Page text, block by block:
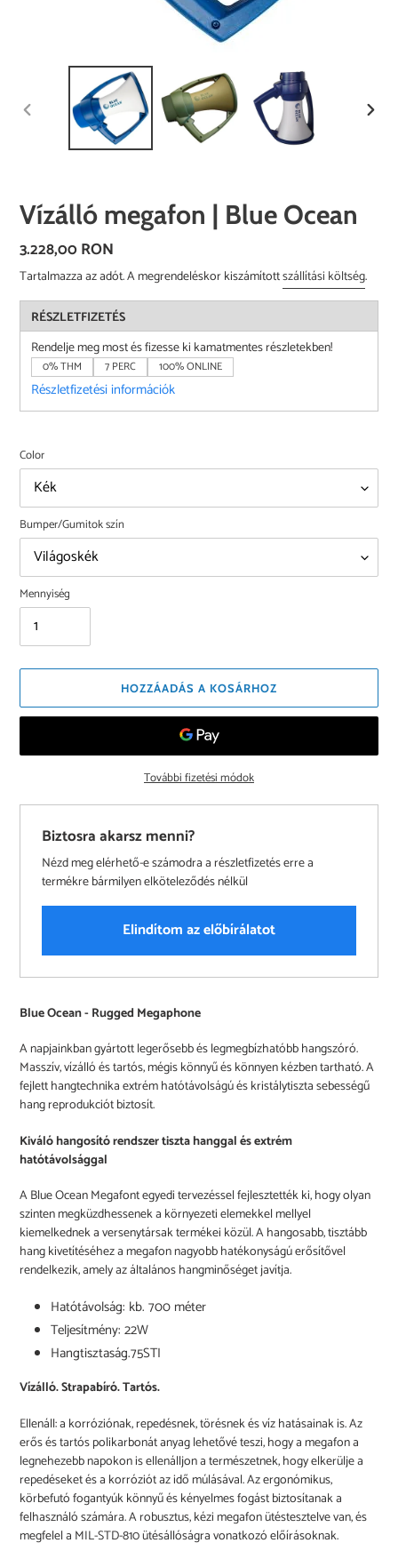
Vízálló megafon | Blue Ocean
Normál
ár
3.228,00 RON
Tartalmazza az adót. A megrendeléskor kiszámítottszállítási költség.
RÉSZLETFIZETÉS
Rendelje meg most és fizesse ki kamatmentes részletekben!
0% THM 7 PERC 100% ONLINE
Részletfizetési információk
Color
Bumper/Gumitok szín
Mennyiség
HOZZÁADÁS A KOSÁRHOZ
További fizetési módok
Biztosra akarsz menni?
Nézd meg elérhető-e számodra a részletfizetés erre a
termékre bármilyen elköteleződés nélkül
Elindítom az előbírálatot
termék
a
kosárba
Blue Ocean - Rugged Megaphone
A napjainkban gyártott legerősebb és legmegbízhatóbb hangszóró.
Masszív, vízálló és tartós, mégis könnyű és könnyen kézben tartható. A
fejlett hangtechnika extrém hatótávolságú és kristálytiszta sebességű
hang reprodukciót biztosít.
Kiváló hangosító rendszer tiszta hanggal és extrém
hatótávolsággal
A Blue Ocean Megafont egyedi tervezéssel fejlesztették ki, hogy olyan
szinten megküzdhessenek a környezeti elemekkel mellyel
kiemelkednek a versenytársak termékei közül. A hangosabb, tisztább
hang kivetítéséhez a megafon nagyobb hatékonyságú erősítővel
rendelkezik, amely az általános hangminőséget javítja.
Hatótávolság: kb. 700 méter
Teljesítmény: 22W
Hangtisztaság.75STI
Vízálló. Strapabíró. Tartós.
Ellenáll: a korróziónak, repedésnek, törésnek és víz hatásainak is. Az
erős és tartós polikarbonát anyag lehetővé teszi, hogy a megafon a
legnehezebb napokon is ellenálljon a természetnek, hogy elkerülje a
repedéseket és a korróziót az idő múlásával. Az ergonómikus,
körbefutó fogantyúk könnyű és kényelmes fogást biztosítanak a
felhasználó számára. A robusztus, kézi megafon ütéstesztelve van, és
megfelel a MIL-STD-810 ütésállóságra vonatkozó előírásoknak.